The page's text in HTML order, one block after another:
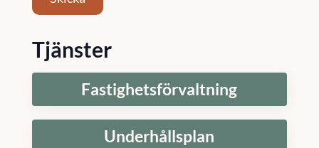
Tjänster
Fastighetsförvaltning
Underhållsplan